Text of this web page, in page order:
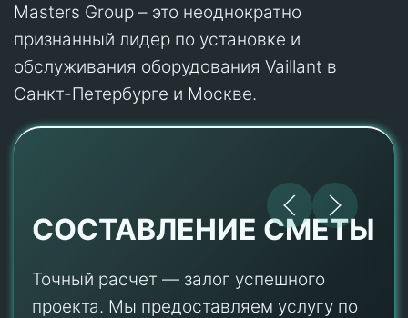
Masters Group – это неоднократно
признанный лидер по установке и
обслуживания оборудования Vaillant в
Санкт-Петербурге и Москве.
СОСТАВЛЕНИЕ СМЕТЫ
Точный расчет — залог успешного
проекта. Мы предоставляем услугу по